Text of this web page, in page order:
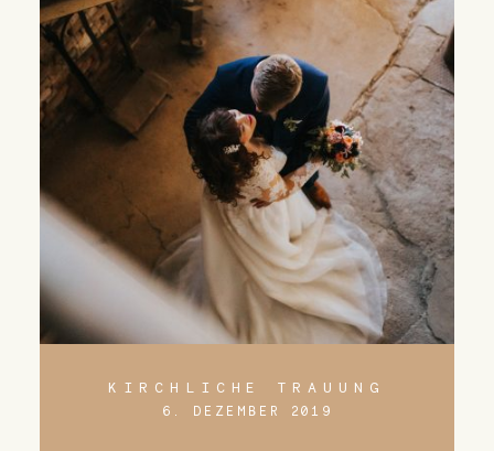
KIRCHLICHE TRAUUNG
6. DEZEMBER 2019